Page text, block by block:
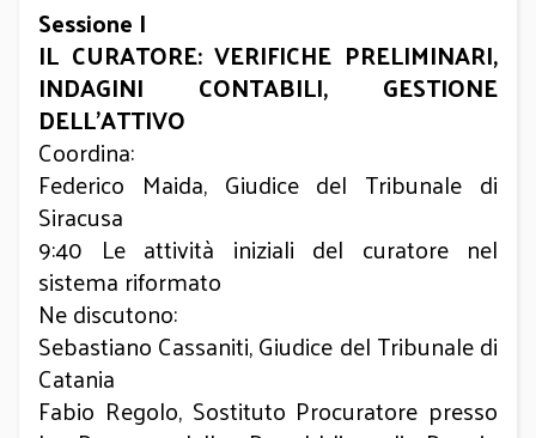
Sessione I
IL CURATORE: VERIFICHE PRELIMINARI,
INDAGINI CONTABILI, GESTIONE
DELL’ATTIVO
Coordina:
Federico Maida, Giudice del Tribunale di
Siracusa
9:40 Le attività iniziali del curatore nel
sistema riformato
Ne discutono:
Sebastiano Cassaniti, Giudice del Tribunale di
Catania
Fabio Regolo, Sostituto Procuratore presso